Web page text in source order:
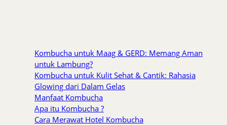
Kombucha untuk Maag & GERD: Memang Aman
untuk Lambung?
Kombucha untuk Kulit Sehat & Cantik: Rahasia
Glowing dari Dalam Gelas
Manfaat Kombucha
Apa itu Kombucha ?
Cara Merawat Hotel Kombucha